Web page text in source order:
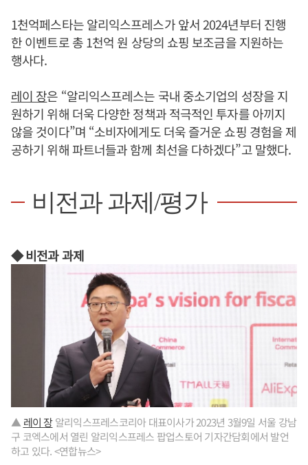
1천억페스타는 알리익스프레스가 앞서 2024년부터 진행
한 이벤트로 총 1천억 원 상당의 쇼핑 보조금을 지원하는
행사다.
레이 장은 “알리익스프레스는 국내 중소기업의 성장을 지
원하기 위해 더욱 다양한 정책과 적극적인 투자를 아끼지
않을 것이다”며 “소비자에게도 더욱 즐거운 쇼핑 경험을 제
공하기 위해 파트너들과 함께 최선을 다하겠다”고 말했다.
비전과 과제/평가
◆ 비전과 과제
▲레이 장알리익스프레스코리아 대표이사가 2023년 3월9일 서울 강남
구 코엑스에서 열린 알리익스프레스 팝업스토어 기자간담회에서 발언
하고 있다. <연합뉴스>